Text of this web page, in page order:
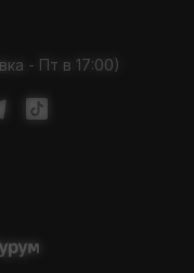
- Пт в 17:00)